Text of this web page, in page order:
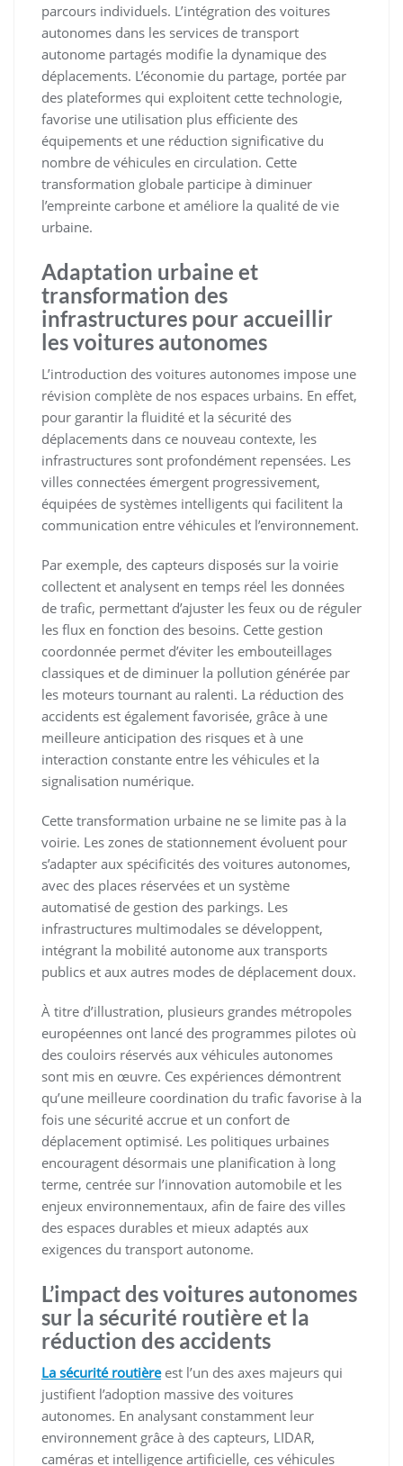
parcours individuels. L’intégration des voitures
autonomes dans les services de transport
autonome partagés modifie la dynamique des
déplacements. L’économie du partage, portée par
des plateformes qui exploitent cette technologie,
favorise une utilisation plus efficiente des
équipements et une réduction significative du
nombre de véhicules en circulation. Cette
transformation globale participe à diminuer
l’empreinte carbone et améliore la qualité de vie
urbaine.
Adaptation urbaine et
transformation des
infrastructures pour accueillir
les voitures autonomes
L’introduction des voitures autonomes impose une
révision complète de nos espaces urbains. En effet,
pour garantir la fluidité et la sécurité des
déplacements dans ce nouveau contexte, les
infrastructures sont profondément repensées. Les
villes connectées émergent progressivement,
équipées de systèmes intelligents qui facilitent la
communication entre véhicules et l’environnement.
Par exemple, des capteurs disposés sur la voirie
collectent et analysent en temps réel les données
de trafic, permettant d’ajuster les feux ou de réguler
les flux en fonction des besoins. Cette gestion
coordonnée permet d’éviter les embouteillages
classiques et de diminuer la pollution générée par
les moteurs tournant au ralenti. La réduction des
accidents est également favorisée, grâce à une
meilleure anticipation des risques et à une
interaction constante entre les véhicules et la
signalisation numérique.
Cette transformation urbaine ne se limite pas à la
voirie. Les zones de stationnement évoluent pour
s’adapter aux spécificités des voitures autonomes,
avec des places réservées et un système
automatisé de gestion des parkings. Les
infrastructures multimodales se développent,
intégrant la mobilité autonome aux transports
publics et aux autres modes de déplacement doux.
À titre d’illustration, plusieurs grandes métropoles
européennes ont lancé des programmes pilotes où
des couloirs réservés aux véhicules autonomes
sont mis en œuvre. Ces expériences démontrent
qu’une meilleure coordination du trafic favorise à la
fois une sécurité accrue et un confort de
déplacement optimisé. Les politiques urbaines
encouragent désormais une planification à long
terme, centrée sur l’innovation automobile et les
enjeux environnementaux, afin de faire des villes
des espaces durables et mieux adaptés aux
exigences du transport autonome.
L’impact des voitures autonomes
sur la sécurité routière et la
réduction des accidents
La sécurité routièreest l’un des axes majeurs qui
justifient l’adoption massive des voitures
autonomes. En analysant constamment leur
environnement grâce à des capteurs, LIDAR,
caméras et intelligence artificielle, ces véhicules